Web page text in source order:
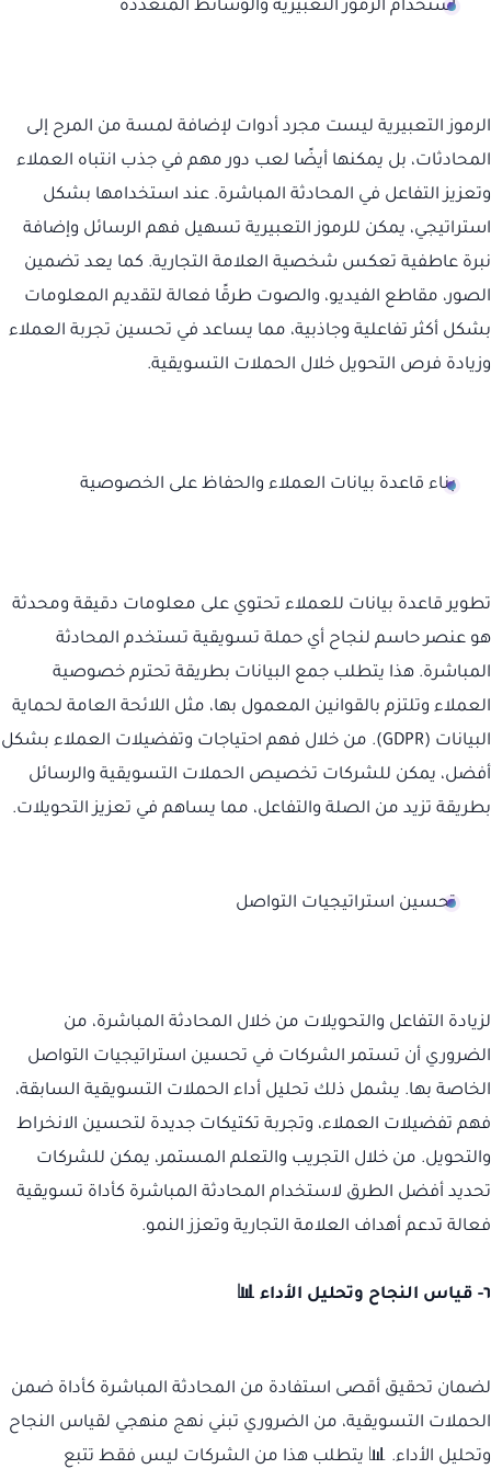
استخدام الرموز التعبيرية والوسائط المتعددة
الرموز التعبيرية ليست مجرد أدوات لإضافة لمسة من المرح إلى
المحادثات، بل يمكنها أيضًا لعب دور مهم في جذب انتباه العملاء
وتعزيز التفاعل في المحادثة المباشرة. عند استخدامها بشكل
استراتيجي، يمكن للرموز التعبيرية تسهيل فهم الرسائل وإضافة
نبرة عاطفية تعكس شخصية العلامة التجارية. كما يعد تضمين
الصور، مقاطع الفيديو، والصوت طرقًا فعالة لتقديم المعلومات
بشكل أكثر تفاعلية وجاذبية، مما يساعد في تحسين تجربة العملاء
وزيادة فرص التحويل خلال الحملات التسويقية.
بناء قاعدة بيانات العملاء والحفاظ على الخصوصية
تطوير قاعدة بيانات للعملاء تحتوي على معلومات دقيقة ومحدثة
هو عنصر حاسم لنجاح أي حملة تسويقية تستخدم المحادثة
المباشرة. هذا يتطلب جمع البيانات بطريقة تحترم خصوصية
العملاء وتلتزم بالقوانين المعمول بها، مثل اللائحة العامة لحماية
البيانات (GDPR). من خلال فهم احتياجات وتفضيلات العملاء بشكل
أفضل، يمكن للشركات تخصيص الحملات التسويقية والرسائل
بطريقة تزيد من الصلة والتفاعل، مما يساهم في تعزيز التحويلات.
تحسين استراتيجيات التواصل
لزيادة التفاعل والتحويلات من خلال المحادثة المباشرة، من
الضروري أن تستمر الشركات في تحسين استراتيجيات التواصل
الخاصة بها. يشمل ذلك تحليل أداء الحملات التسويقية السابقة،
فهم تفضيلات العملاء، وتجربة تكتيكات جديدة لتحسين الانخراط
والتحويل. من خلال التجريب والتعلم المستمر، يمكن للشركات
تحديد أفضل الطرق لاستخدام المحادثة المباشرة كأداة تسويقية
فعالة تدعم أهداف العلامة التجارية وتعزز النمو.
٦- قياس النجاح وتحليل الأداء 📊
لضمان تحقيق أقصى استفادة من المحادثة المباشرة كأداة ضمن
الحملات التسويقية، من الضروري تبني نهج منهجي لقياس النجاح
وتحليل الأداء. 📊 يتطلب هذا من الشركات ليس فقط تتبع